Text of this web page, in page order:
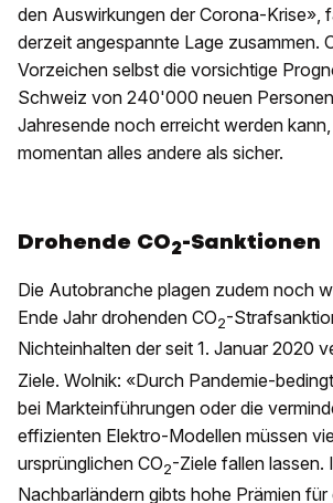
den Auswirkungen der Corona-Krise»,
derzeit angespannte Lage zusammen.
Vorzeichen selbst die vorsichtige
Schweiz von 240'000 neuen
Jahresende noch erreicht werden
momentan alles andere als sicher.
Drohende CO2-Sanktionen
Die Autobranche plagen zudem noch
Ende Jahr drohenden CO2-
Nichteinhalten der seit 1. Januar 2020
Ziele. Wolnik: «Durch Pandemie-
bei Markteinführungen oder die
effizienten Elektro-Modellen müssen
ursprünglichen CO2-Ziele fallen lassen.
Nachbarländern gibts hohe Prämien